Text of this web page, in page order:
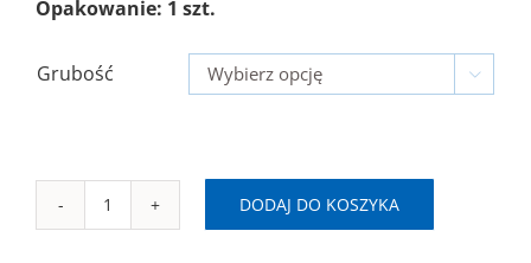
Opakowanie: 1 szt.
Grubość 
ilość
DODAJ DO KOSZYKA